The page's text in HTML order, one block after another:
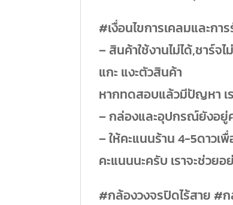
#เงื่อนไขการเคลมและกา
– สินค้าใช้งานไม่ได้,ชาร์จ
แกะ แงะตัวสินค้า
หากทดสอบแล้วมีปัญหา เ
– กล่องและอุปกรณ์ยังอยู่
– ให้คะแนนร้าน 4-5ดาวเ
คะแนนนะครับ เราจะช่วยอ
#กล้องวงจรปิดไร้สาย #